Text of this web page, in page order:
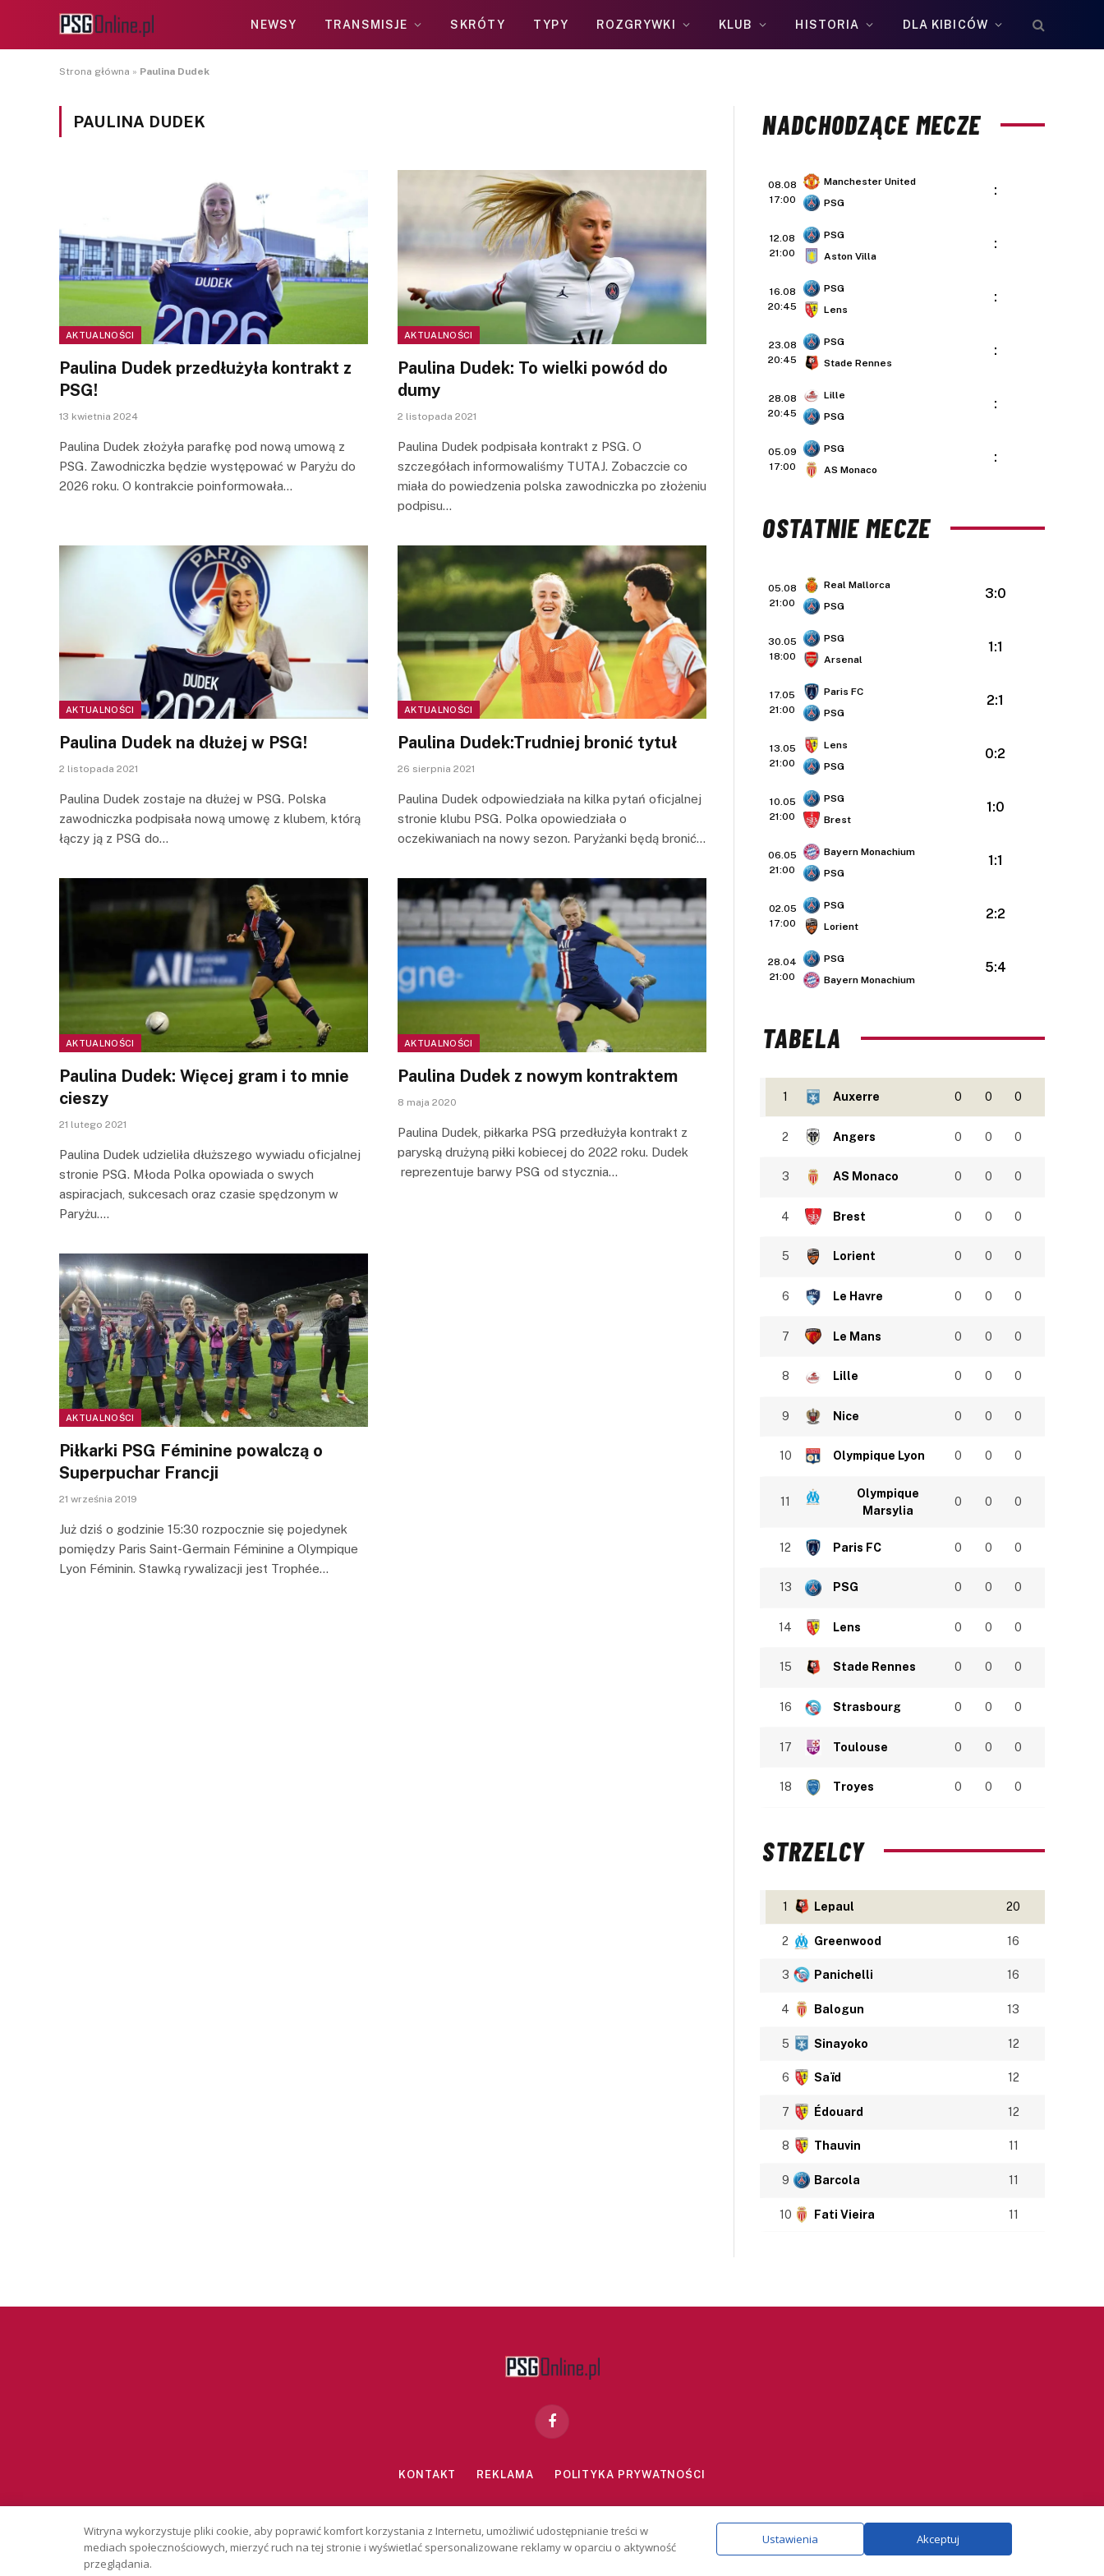
NEWSY TRANSMISJE SKRÓTY TYPY ROZGRYWKI KLUB HISTORIA DLA KIBICÓW
Strona główna » Paulina Dudek
PAULINA DUDEK
AKTUALNOŚCI
Paulina Dudek przedłużyła kontrakt z
PSG!
13 kwietnia 2024
Paulina Dudek złożyła parafkę pod nową umową z
PSG. Zawodniczka będzie występować w Paryżu do
2026 roku. O kontrakcie poinformowała…
AKTUALNOŚCI
Paulina Dudek: To wielki powód do
dumy
2 listopada 2021
Paulina Dudek podpisała kontrakt z PSG. O
szczegółach informowaliśmy TUTAJ. Zobaczcie co
miała do powiedzenia polska zawodniczka po złożeniu
podpisu…
AKTUALNOŚCI
Paulina Dudek na dłużej w PSG!
2 listopada 2021
Paulina Dudek zostaje na dłużej w PSG. Polska
zawodniczka podpisała nową umowę z klubem, którą
łączy ją z PSG do…
AKTUALNOŚCI
Paulina Dudek:Trudniej bronić tytuł
26 sierpnia 2021
Paulina Dudek odpowiedziała na kilka pytań oficjalnej
stronie klubu PSG. Polka opowiedziała o
oczekiwaniach na nowy sezon. Paryżanki będą bronić…
AKTUALNOŚCI
Paulina Dudek: Więcej gram i to mnie
cieszy
21 lutego 2021
Paulina Dudek udzieliła dłuższego wywiadu oficjalnej
stronie PSG. Młoda Polka opowiada o swych
aspiracjach, sukcesach oraz czasie spędzonym w
Paryżu.…
AKTUALNOŚCI
Paulina Dudek z nowym kontraktem
8 maja 2020
Paulina Dudek, piłkarka PSG przedłużyła kontrakt z
paryską drużyną piłki kobiecej do 2022 roku. Dudek
reprezentuje barwy PSG od stycznia…
AKTUALNOŚCI
Piłkarki PSG Féminine powalczą o
Superpuchar Francji
21 września 2019
Już dziś o godzinie 15:30 rozpocznie się pojedynek
pomiędzy Paris Saint-Germain Féminine a Olympique
Lyon Féminin. Stawką rywalizacji jest Trophée…
NADCHODZĄCE MECZE
08.08
17:00
Manchester United
PSG
:
12.08
21:00
PSG
Aston Villa
:
16.08
20:45
PSG
Lens
:
23.08
20:45
PSG
Stade Rennes
:
28.08
20:45
Lille
PSG
:
05.09
17:00
PSG
AS Monaco
:
OSTATNIE MECZE
05.08
21:00
Real Mallorca
PSG
3:0
30.05
18:00
PSG
Arsenal
1:1
17.05
21:00
Paris FC
PSG
2:1
13.05
21:00
Lens
PSG
0:2
10.05
21:00
PSG
Brest
1:0
06.05
21:00
Bayern Monachium
PSG
1:1
02.05
17:00
PSG
Lorient
2:2
28.04
21:00
PSG
Bayern Monachium
5:4
TABELA
1 Auxerre 0 0 0
2 Angers 0 0 0
3 AS Monaco 0 0 0
4 Brest 0 0 0
5 Lorient 0 0 0
6 Le Havre 0 0 0
7 Le Mans 0 0 0
8 Lille 0 0 0
9 Nice 0 0 0
10 Olympique Lyon 0 0 0
11
Olympique
Marsylia
0 0 0
12 Paris FC 0 0 0
13 PSG 0 0 0
14 Lens 0 0 0
15 Stade Rennes 0 0 0
16 Strasbourg 0 0 0
17 Toulouse 0 0 0
18 Troyes 0 0 0
STRZELCY
1 Lepaul 20
2 Greenwood 16
3 Panichelli 16
4 Balogun 13
5 Sinayoko 12
6 Saïd 12
7 Édouard 12
8 Thauvin 11
9 Barcola 11
10 Fati Vieira 11
Facebook
KONTAKT REKLAMA POLITYKA PRYWATNOŚCI
Copyright © 2026 PSGonline.pl
Witryna wykorzystuje pliki cookie, aby poprawić komfort korzystania z Internetu, umożliwić udostępnianie treści w
mediach społecznościowych, mierzyć ruch na tej stronie i wyświetlać spersonalizowane reklamy w oparciu o aktywność
przeglądania.
Ustawienia Akceptuj